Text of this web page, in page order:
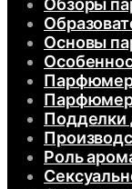
Обзоры
Основы
Подделки
Роль